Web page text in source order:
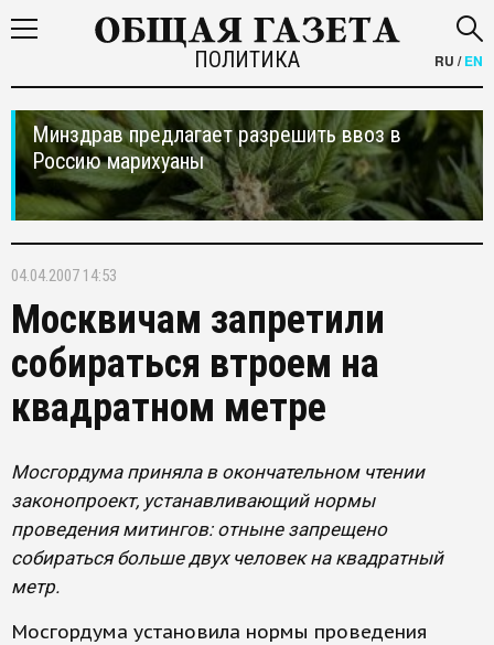
ПОЛИТИКА RU /EN
Минздрав предлагает разрешить ввоз в
Россию марихуаны
04.04.2007 14:53
Москвичам запретили
собираться втроем на
квадратном метре
Мосгордума приняла в окончательном чтении
законопроект, устанавливающий нормы
проведения митингов: отныне запрещено
собираться больше двух человек на квадратный
метр.
Мосгордума установила нормы проведения